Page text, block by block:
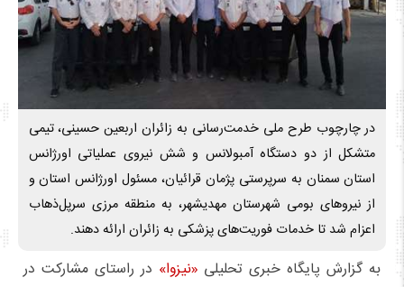
در چارچوب طرح ملی خدمت‌رسانی به زائران اربعین حسینی، تیمی
متشکل از دو دستگاه آمبولانس و شش نیروی عملیاتی اورژانس
استان سمنان به سرپرستی پژمان قرائیان، مسئول اورژانس استان و
از نیروهای بومی شهرستان مهدیشهر، به منطقه مرزی سرپل‌ذهاب
اعزام شد تا خدمات فوریت‌های پزشکی به زائران ارائه دهند.
به گزارش پایگاه خبری تحلیلی «نیزوا» در راستای مشارکت در